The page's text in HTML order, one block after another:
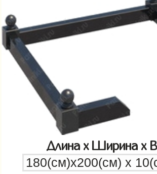
Длина x Ширина x